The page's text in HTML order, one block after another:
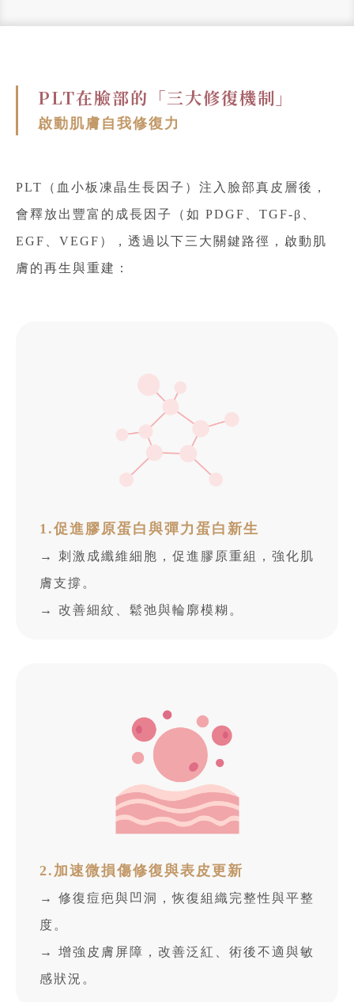
PLT在臉部的「三大修復機制」
啟動肌膚自我修復力
PLT（血小板凍晶生長因子）注入臉部真皮層後，
會釋放出豐富的成長因子（如 PDGF、TGF-β、
EGF、VEGF），透過以下三大關鍵路徑，啟動肌
膚的再生與重建：
1.促進膠原蛋白與彈力蛋白新生
→ 刺激成纖維細胞，促進膠原重組，強化肌
膚支撐。
→ 改善細紋、鬆弛與輪廓模糊。
2.加速微損傷修復與表皮更新
→ 修復痘疤與凹洞，恢復組織完整性與平整
度。
→ 增強皮膚屏障，改善泛紅、術後不適與敏
感狀況。